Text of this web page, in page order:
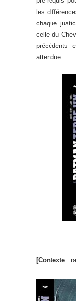
les
chaque
celle du
précédents
attendue.
[Contexte :